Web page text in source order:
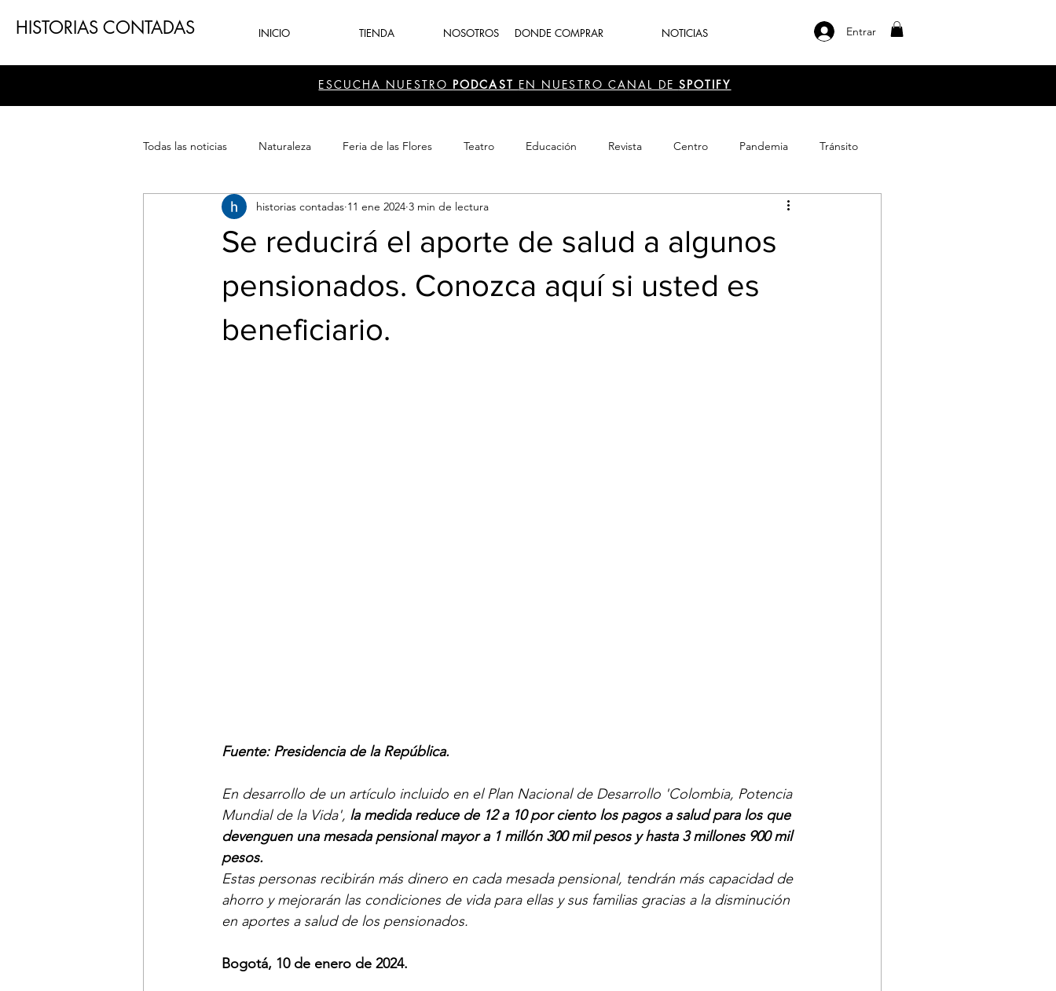
HISTORIAS CONTADAS INICIO TIENDA NOSOTROS DONDE COMPRAR NOTICIAS Entrar
ESCUCHA NUESTRO PODCAST EN NUESTRO CANAL DE SPOTIFY
Todas las noticias Naturaleza Feria de las Flores Teatro Educación Revista Centro Pandemia Tránsito
Patrimonio Sector Cultura Recreación Emprendimiento
Se reducirá el aporte de salud a algunos
pensionados. Conozca aquí si usted es
beneficiario.
historias contadas 11 ene 2024 3 min de lectura
Fuente: Presidencia de la República.
En desarrollo de un artículo incluido en el Plan Nacional de Desarrollo 'Colombia, Potencia
Mundial de la Vida', la medida reduce de 12 a 10 por ciento los pagos a salud para los que
devenguen una mesada pensional mayor a 1 millón 300 mil pesos y hasta 3 millones 900 mil
pesos.
Estas personas recibirán más dinero en cada mesada pensional, tendrán más capacidad de
ahorro y mejorarán las condiciones de vida para ellas y sus familias gracias a la disminución
en aportes a salud de los pensionados.
Bogotá, 10 de enero de 2024.